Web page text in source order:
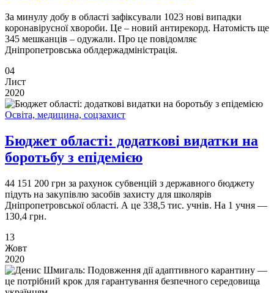
За минулу добу в області зафіксували 1023 нові випадки
коронавірусної хвороби. Це – новий антирекорд. Натомість ще
345 мешканців – одужали. Про це повідомляє
Дніпропетровська облдержадміністрація.
04
Лист
2020
Освіта, медицина, соцзахист
Бюджет області: додаткові видатки на
боротьбу з епідемією
44 151 200 грн за рахунок субвенцій з державного бюджету
підуть на закупівлю засобів захисту для школярів
Дніпропетровської області. А це 338,5 тис. учнів. На 1 учня —
130,4 грн.
13
Жовт
2020